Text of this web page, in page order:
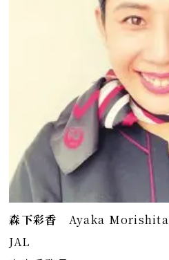
森下彩香 Ayaka Morishita
JAL